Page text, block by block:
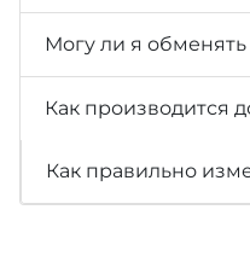
Могу ли я обменять
Как производится
Как правильно